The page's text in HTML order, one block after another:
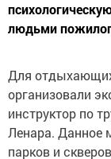
людьми
Для
организовали
инструктор по
Ленара. Данное
парков и